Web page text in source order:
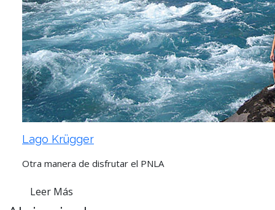
Lago Krügger
Otra manera de disfrutar el PNLA
Leer Más